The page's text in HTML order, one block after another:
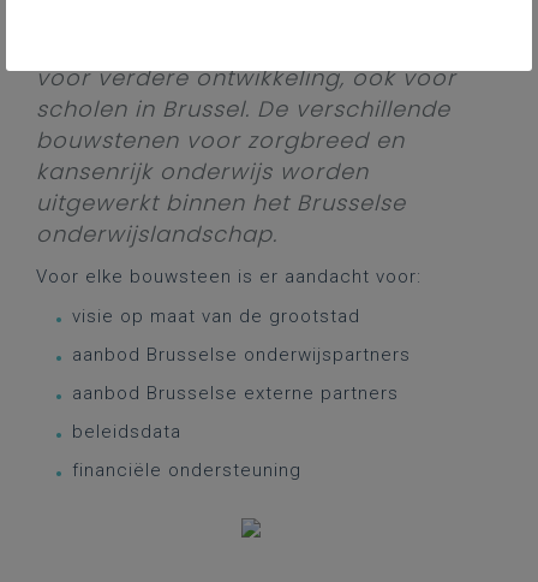
voor verdere ontwikkeling, ook voor
scholen in Brussel. De verschillende
bouwstenen voor zorgbreed en
kansenrijk onderwijs worden
uitgewerkt binnen het Brusselse
onderwijslandschap.
Voor elke bouwsteen is er aandacht voor:
visie op maat van de grootstad
aanbod Brusselse onderwijspartners
aanbod Brusselse externe partners
beleidsdata
financiële ondersteuning